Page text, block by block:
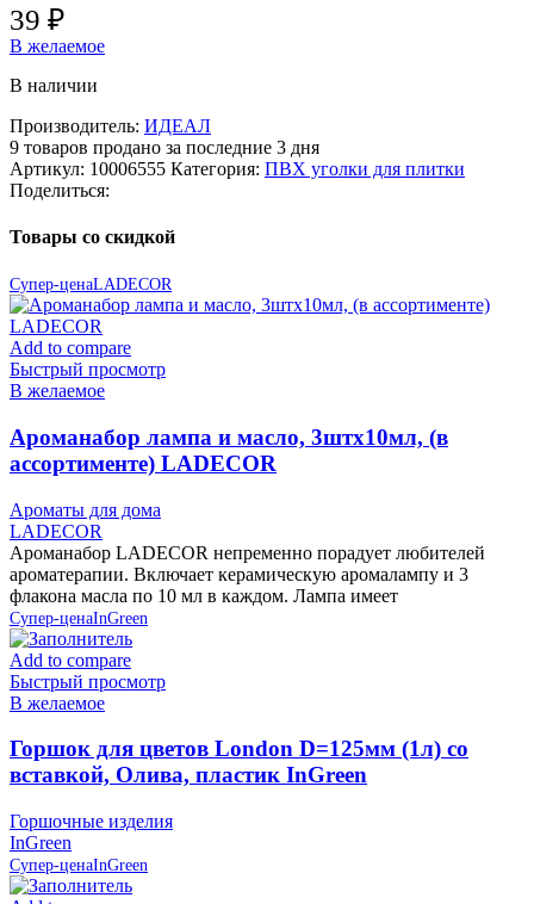
39 ₽
В желаемое
В наличии
Производитель: ИДЕАЛ
9 товаров продано за последние 3 дня
Артикул: 10006555 Категория: ПВХ уголки для плитки
Поделиться:
Товары со скидкой
Супер-ценаLADECOR
Add to compare
Быстрый просмотр
В желаемое
Ароманабор лампа и масло, 3штx10мл, (в
ассортименте) LADECOR
Ароматы для дома
LADECOR
Ароманабор LADECOR непременно порадует любителей
ароматерапии. Включает керамическую аромалампу и 3
флакона масла по 10 мл в каждом. Лампа имеет
Супер-ценаInGreen
Add to compare
Быстрый просмотр
В желаемое
Горшок для цветов London D=125мм (1л) со
вставкой, Олива, пластик InGreen
Горшочные изделия
InGreen
Супер-ценаInGreen